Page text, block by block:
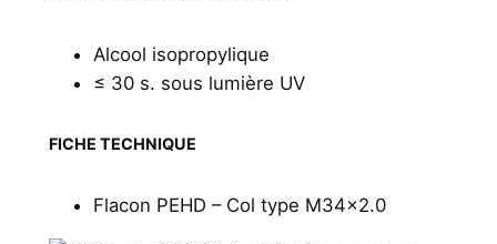
Alcool isopropylique
≤ 30 s. sous lumière UV
FICHE TECHNIQUE
Flacon PEHD – Col type M34x2.0